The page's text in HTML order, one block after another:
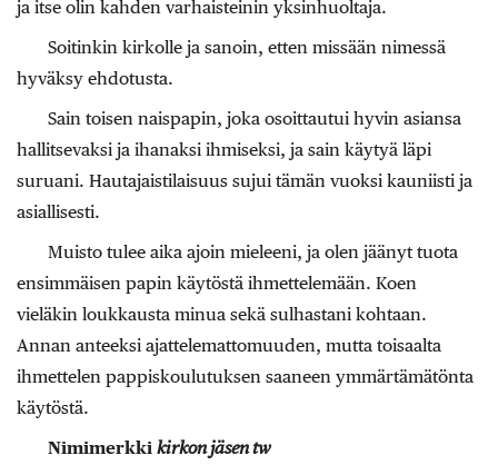
ja itse olin kahden varhaisteinin yksinhuoltaja.
Soitinkin kirkolle ja sanoin, etten missään nimessä
hyväksy ehdotusta.
Sain toisen naispapin, joka osoittautui hyvin asiansa
hallitsevaksi ja ihanaksi ihmiseksi, ja sain käytyä läpi
suruani. Hautajaistilaisuus sujui tämän vuoksi kauniisti ja
asiallisesti.
Muisto tulee aika ajoin mieleeni, ja olen jäänyt tuota
ensimmäisen papin käytöstä ihmettelemään. Koen
vieläkin loukkausta minua sekä sulhastani kohtaan.
Annan anteeksi ajattelemattomuuden, mutta toisaalta
ihmettelen pappiskoulutuksen saaneen ymmärtämätönta
käytöstä.
Nimimerkki kirkon jäsen tw